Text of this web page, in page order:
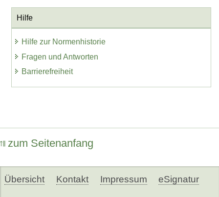
Hilfe
Hilfe zur Normenhistorie
Fragen und Antworten
Barrierefreiheit
zum Seitenanfang
Übersicht Kontakt Impressum eSignatur